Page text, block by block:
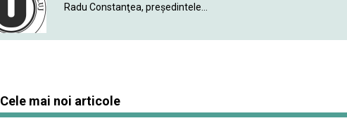
Radu Constanţea, preşedintele...
Cele mai noi articole